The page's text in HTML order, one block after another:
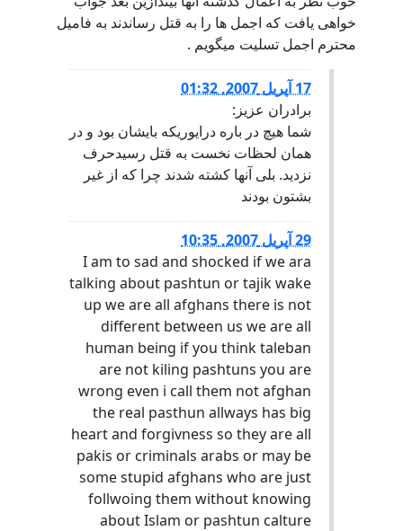
خواهی یافت که اجمل ها را به قتل رساندند به فامیل
محترم اجمل تسلیت میگویم .
17 آپریل 2007, 01:32
برادران عزیز:
شما هیچ در باره درایوریکه بایشان بود و در
همان لحظات نخست به قتل رسیدحرف
نزدید. بلی آنها کشته شدند چرا که از غیر
بشتون بودند
29 آپریل 2007, 10:35
I am to sad and shocked if we ara
talking about pashtun or tajik wake
up we are all afghans there is not
different between us we are all
human being if you think taleban
are not kiling pashtuns you are
wrong even i call them not afghan
the real pasthun allways has big
heart and forgivness so they are all
pakis or criminals arabs or may be
some stupid afghans who are just
follwoing them without knowing
about Islam or pashtun calture